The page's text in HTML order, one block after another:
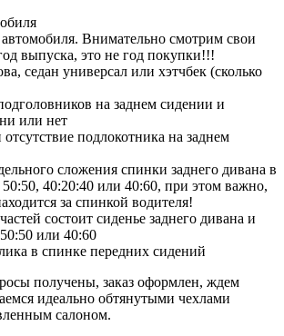
Внимательно смотрим свои
выпуска, это не год покупки!!!
седан универсал или хэтчбек (сколько
на заднем сидении и
или нет
подлокотника на заднем
сложения спинки заднего дивана в
40:20:40 или 40:60, при этом важно,
за спинкой водителя!
состоит сиденье заднего дивана и
или 40:60
в спинке передних сидений
получены, заказ оформлен, ждем
идеально обтянутыми чехлами
салоном.